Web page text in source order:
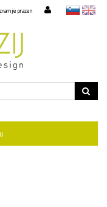
slovensko
English
je prazen